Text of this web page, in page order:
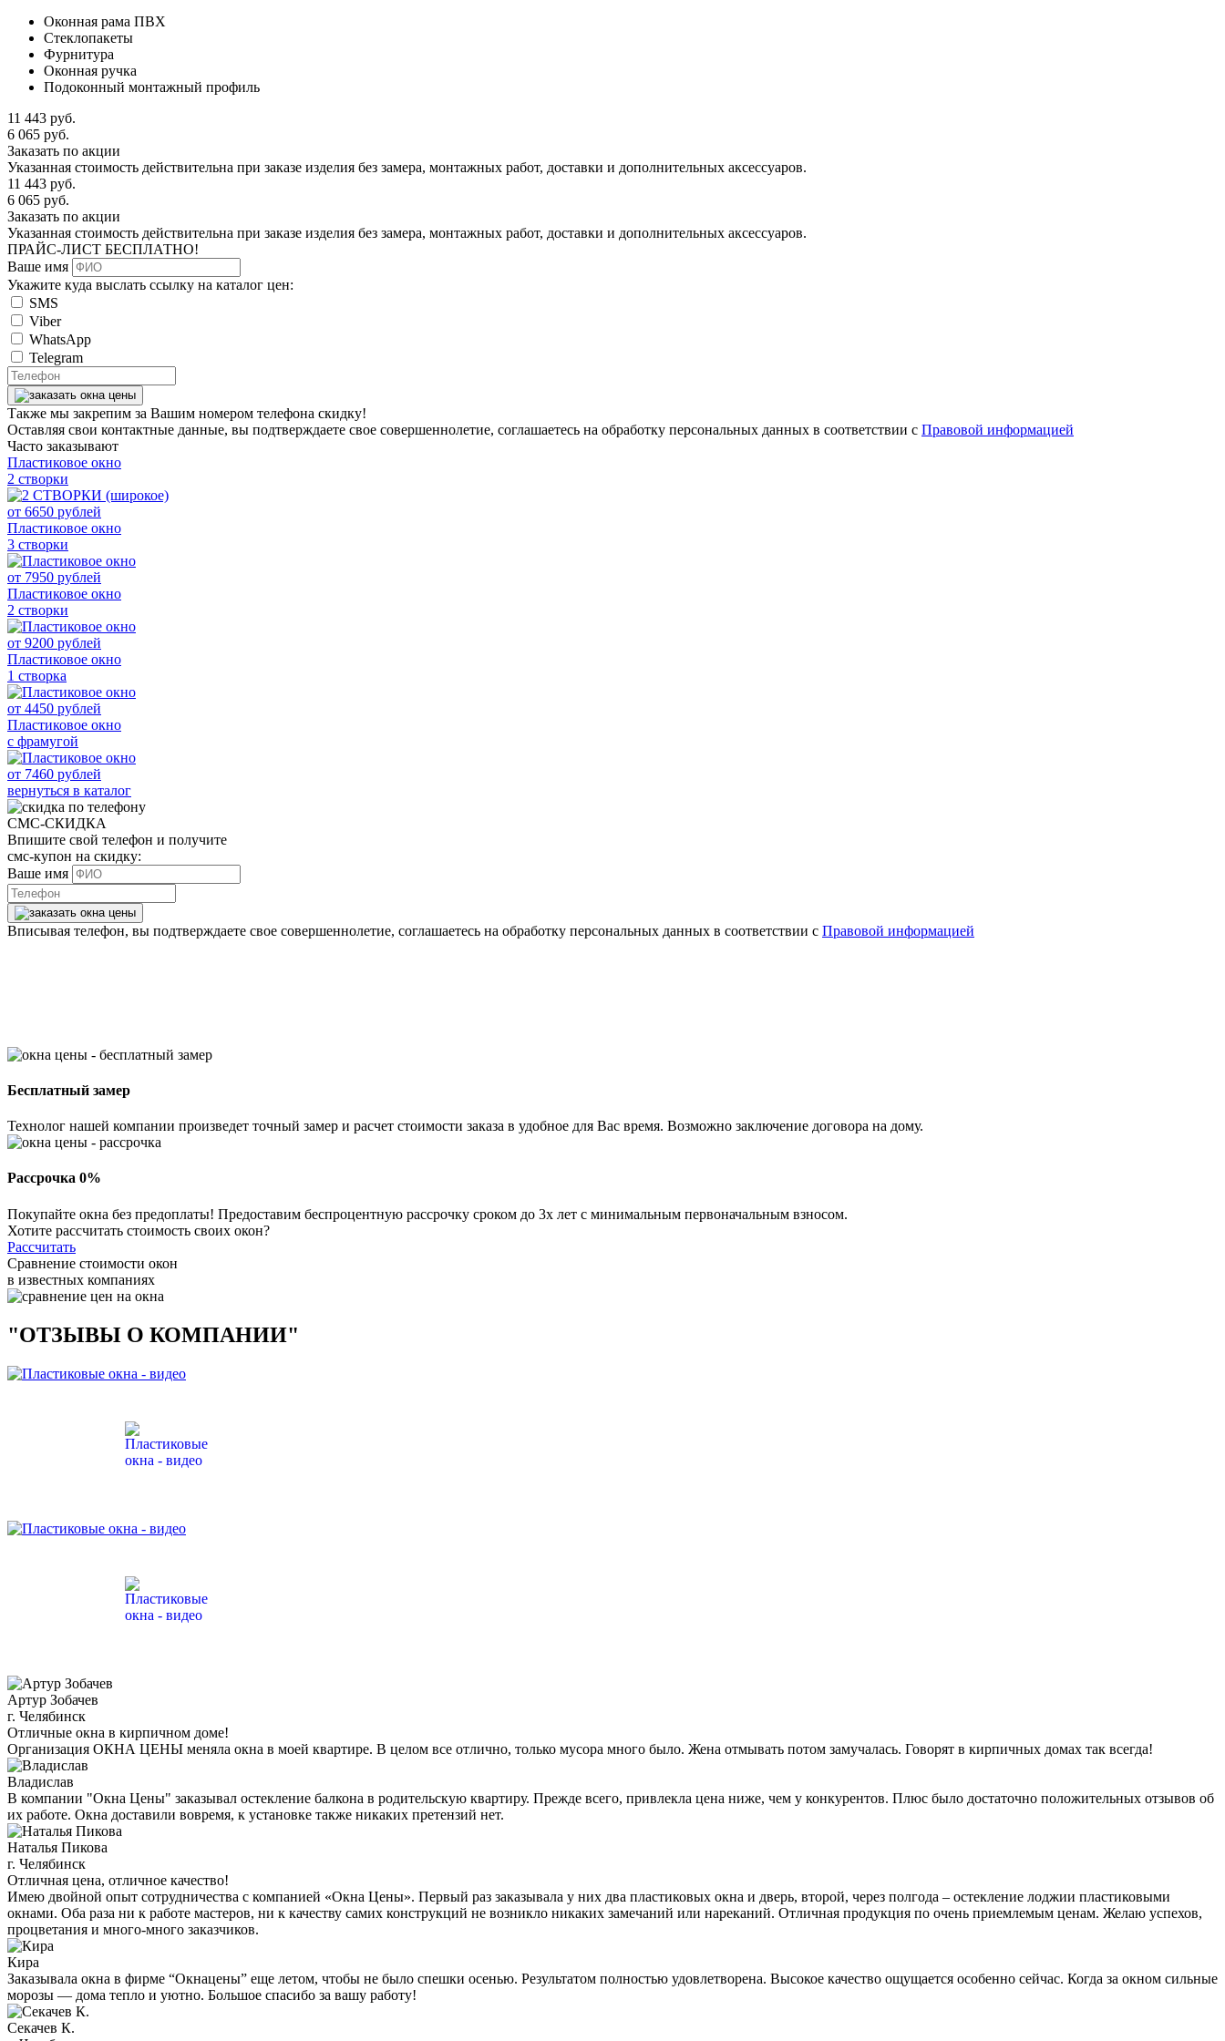
Оконная рама ПВХ
Стеклопакеты
Фурнитура
Оконная ручка
Подоконный монтажный профиль
11 443 руб.
6 065 руб.
Заказать по акции
Указанная стоимость действительна при заказе изделия без замера, монтажных работ, доставки и дополнительных аксессуаров.
11 443 руб.
6 065 руб.
Заказать по акции
Указанная стоимость действительна при заказе изделия без замера, монтажных работ, доставки и дополнительных аксессуаров.
ПРАЙС-ЛИСТ БЕСПЛАТНО!
Ваше имя
Укажите куда выслать ссылку на каталог цен:
SMS
Viber
WhatsApp
Telegram
Также мы закрепим за Вашим номером телефона скидку!
Оставляя свои контактные данные, вы подтверждаете свое совершеннолетие, соглашаетесь на обработку персональных данных в соответствии с Правовой информацией
Часто заказывают
Пластиковое окно
2 створки
от 6650 рублей
Пластиковое окно
3 створки
от 7950 рублей
Пластиковое окно
2 створки
от 9200 рублей
Пластиковое окно
1 створка
от 4450 рублей
Пластиковое окно
с фрамугой
от 7460 рублей
вернуться в каталог
СМС-СКИДКА
Впишите свой телефон и получите
смс-купон на скидку:
Ваше имя
Вписывая телефон, вы подтверждаете свое совершеннолетие, соглашаетесь на обработку персональных данных в соответствии с Правовой информацией
Бесплатный замер
Технолог нашей компании произведет точный замер и расчет стоимости заказа в удобное для Вас время. Возможно заключение договора на дому.
Рассрочка 0%
Покупайте окна без предоплаты! Предоставим беспроцентную рассрочку сроком до 3х лет с минимальным первоначальным взносом.
Хотите рассчитать стоимость своих окон?
Рассчитать
Сравнение стоимости окон
в известных компаниях
"ОТЗЫВЫ О КОМПАНИИ"
Артур Зобачев
г. Челябинск
Отличные окна в кирпичном доме!
Организация ОКНА ЦЕНЫ меняла окна в моей квартире. В целом все отлично, только мусора много было. Жена отмывать потом замучалась. Говорят в кирпичных домах так всегда!
Владислав
В компании "Окна Цены" заказывал остекление балкона в родительскую квартиру. Прежде всего, привлекла цена ниже, чем у конкурентов. Плюс было достаточно положительных отзывов об
их работе. Окна доставили вовремя, к установке также никаких претензий нет.
Наталья Пикова
г. Челябинск
Отличная цена, отличное качество!
Имею двойной опыт сотрудничества с компанией «Окна Цены». Первый раз заказывала у них два пластиковых окна и дверь, второй, через полгода – остекление лоджии пластиковыми
окнами. Оба раза ни к работе мастеров, ни к качеству самих конструкций не возникло никаких замечаний или нареканий. Отличная продукция по очень приемлемым ценам. Желаю успехов,
процветания и много-много заказчиков.
Кира
Заказывала окна в фирме “Окнацены” еще летом, чтобы не было спешки осенью. Результатом полностью удовлетворена. Высокое качество ощущается особенно сейчас. Когда за окном сильные
морозы — дома тепло и уютно. Большое спасибо за вашу работу!
Секачев К.